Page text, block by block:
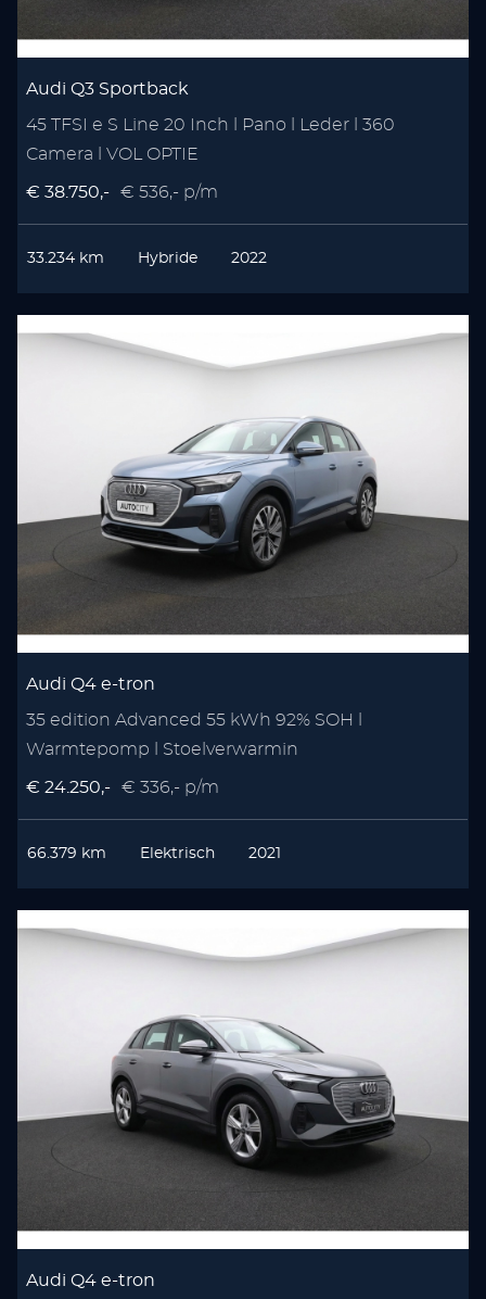
Audi Q3 Sportback
45 TFSI e S Line 20 Inch l Pano l Leder l 360
Camera l VOL OPTIE
€ 38.750,- € 536,- p/m
33.234 km Hybride 2022
Audi Q4 e-tron
35 edition Advanced 55 kWh 92% SOH l
Warmtepomp l Stoelverwarmin
€ 24.250,- € 336,- p/m
66.379 km Elektrisch 2021
Audi Q4 e-tron